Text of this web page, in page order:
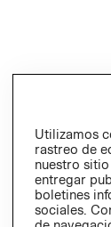
Utilizamos
rastreo de
nuestro
entregar
boletines
sociales.